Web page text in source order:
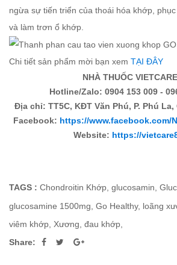
ngừa sự tiến triển của thoái hóa khớp,
và làm trơn ổ khớp.
Chi tiết sản phẩm mời bạn xem TẠI ĐÂY
NHÀ THUỐC
Hotline/Zalo: 0904 153 009 -
Địa chỉ: TT5C, KĐT Văn Phú, P. Phú La,
Facebook: https://www.facebook.com/
Website: https://
TAGS : Chondroitin Khớp glucosamin
glucosamine 1500mg Go Healthy, loãng
viêm khớp Xương đau khớp
Share: